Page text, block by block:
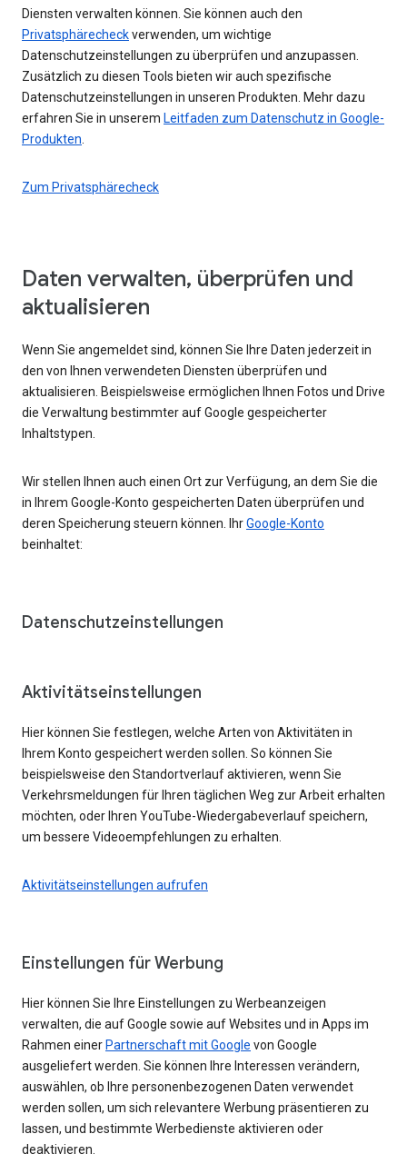
Diensten verwalten können. Sie können auch den
Privatsphärecheckverwenden, um wichtige
Datenschutzeinstellungen zu überprüfen und anzupassen.
Zusätzlich zu diesen Tools bieten wir auch spezifische
Datenschutzeinstellungen in unseren Produkten. Mehr dazu
erfahren Sie in unserem Leitfaden zum Datenschutz in Google-
Produkten
Zum Privatsphärecheck
Daten verwalten, überprüfen und
aktualisieren
Wenn Sie angemeldet sind, können Sie Ihre Daten jederzeit in
den von Ihnen verwendeten Diensten überprüfen und
aktualisieren. Beispielsweise ermöglichen Ihnen Fotos und Drive
die Verwaltung bestimmter auf Google gespeicherter
Inhaltstypen.
Wir stellen Ihnen auch einen Ort zur Verfügung, an dem Sie die
in Ihrem Google-Konto gespeicherten Daten überprüfen und
deren Speicherung steuern können. IhrGoogle-Konto
beinhaltet:
Datenschutzeinstellungen
Aktivitätseinstellungen
Hier können Sie festlegen, welche Arten von Aktivitäten in
Ihrem Konto gespeichert werden sollen. So können Sie
beispielsweise den Standortverlauf aktivieren, wenn Sie
Verkehrsmeldungen für Ihren täglichen Weg zur Arbeit erhalten
möchten, oder Ihren YouTube-Wiedergabeverlauf speichern,
um bessere Videoempfehlungen zu erhalten.
Aktivitätseinstellungen aufrufen
Einstellungen für Werbung
Hier können Sie Ihre Einstellungen zu Werbeanzeigen
verwalten, die auf Google sowie auf Websites und in Apps im
Rahmen einer Partnerschaft mit Google von Google
ausgeliefert werden. Sie können Ihre Interessen verändern,
auswählen, ob Ihre personenbezogenen Daten verwendet
werden sollen, um sich relevantere Werbung präsentieren zu
lassen, und bestimmte Werbedienste aktivieren oder
deaktivieren.